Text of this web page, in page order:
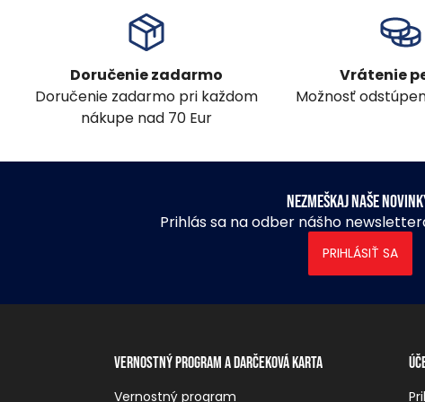
Doručenie zadarmo
Doručenie zadarmo pri každom
nákupe nad 70 Eur
Vrátenie
Možnosť
Nezmeškaj naše
Prihlás sa na odber nášho
PRIHLÁSIŤ SA
Vernostný program a darčeková karta
Vernostný program